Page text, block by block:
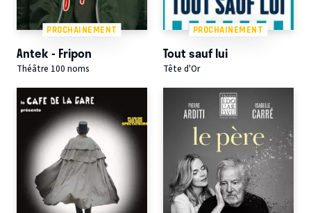
PROCHAINEMENT
Antek - Fripon
Théâtre 100 noms
PROCHAINEMENT
Tout sauf lui
Tête d'Or